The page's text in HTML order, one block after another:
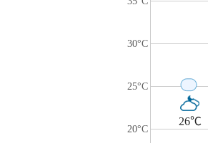
30°C
25°C
20°C
26℃